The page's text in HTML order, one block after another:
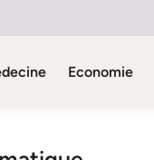
Economie